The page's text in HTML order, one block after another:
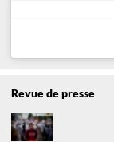
Revue de presse